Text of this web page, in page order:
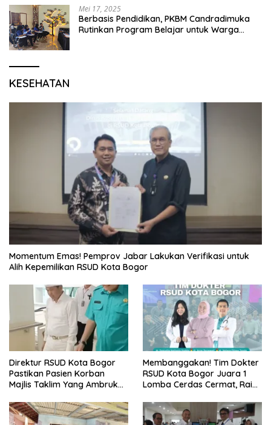
Mei 17, 2025
Berbasis Pendidikan, PKBM Candradimuka
Rutinkan Program Belajar untuk Warga
KESEHATAN
Momentum Emas! Pemprov Jabar Lakukan Verifikasi untuk
Alih Kepemilikan RSUD Kota Bogor
Direktur RSUD Kota Bogor
Pastikan Pasien Korban
Majlis Taklim Yang Ambruk
Perawatan Maksimal
Membanggakan! Tim Dokter
RSUD Kota Bogor Juara 1
Lomba Cerdas Cermat, Raih
Se-Bogor